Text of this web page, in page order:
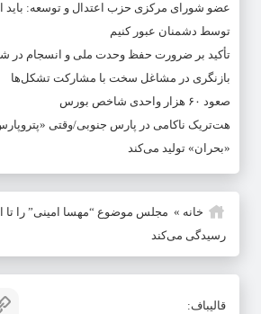
عضو شورای مرکزی حزب اعتدال و توسعه:
توسط دشمنان عبور کنیم
تأکید بر ضرورت حفظ وحدت ملی و انسجام در
بازنگری در مشاغل سخت با مشارکت تشکل‌ها
صعود ۶۰ هزار واحدی شاخص بورس
هت‌تریک ناکامی در پارس جنوبی/وقتی
«بحران» تولید می‌کند
خانه » مجلس موضوع “مهسا امینی” را تا
رسیدگی می‌کند
قالیباف: